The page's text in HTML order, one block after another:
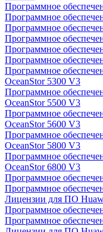
Программное
Программное
Программное
Программное
Программное
Программное
Программное
OceanStor 5300 V3
Программное
OceanStor 5500 V3
Программное
OceanStor 5600 V3
Программное
OceanStor 5800 V3
Программное
OceanStor 6800 V3
Программное
Программное
Лицензии для ПО
Программное
Программное